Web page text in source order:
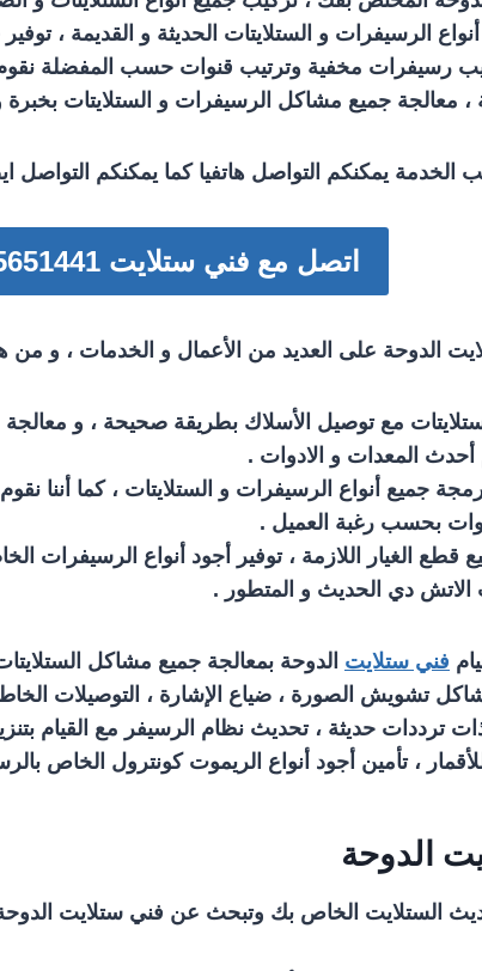
الرسيفرات و الستلايتات الحديثة و القديمة ،
رسيفرات مخفية وترتيب قنوات حسب المفضلة نقوم
، معالجة جميع مشاكل الرسيفرات و الستلايتات
الخدمة يمكنكم التواصل هاتفيا كما يمكنكم التواصل
اتصل مع فني ستلايت 65651441
الدوحة على العديد من الأعمال و الخدمات ، و من
مع توصيل الأسلاك بطريقة صحيحة ، و
أحدث المعدات و الادوات .
جميع أنواع الرسيفرات و الستلايتات ، كما أننا
بحسب رغبة العميل .
قطع الغيار اللازمة ، توفير أجود أنواع الرسيفرات
دي الحديث و المتطور .
فني ستلايت الدوحة بمعالجة جميع مشاكل
تشويش الصورة ، ضياع الإشارة ، التوصيلات
ترددات حديثة ، تحديث نظام الرسيفر مع القيام
، تأمين أجود أنواع الريموت كونترول الخاص
الدوحة
الستلايت الخاص بك وتبحث عن فني ستلايت الدوحة